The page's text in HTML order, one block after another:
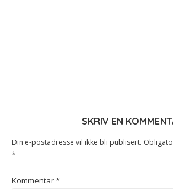
SKRIV EN
Din e-postadresse vil ikke bli publisert.
*
Kommentar*